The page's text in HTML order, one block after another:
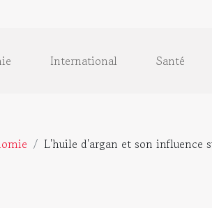
International Santé
L'huile d'argan et son influence